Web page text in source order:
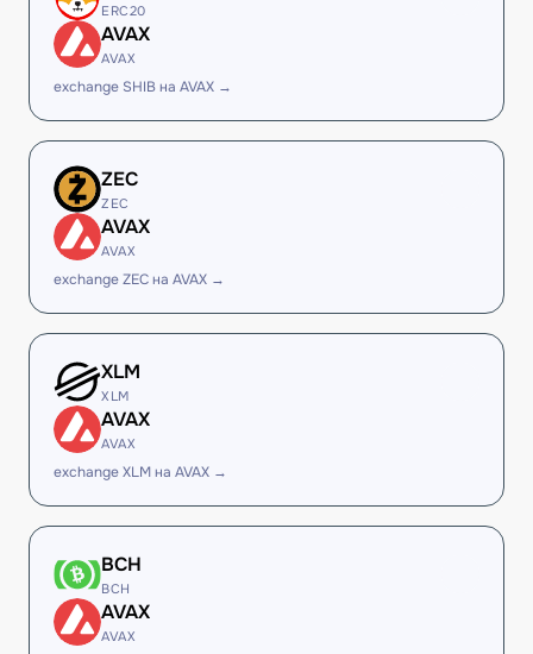
ERC20
AVAX
AVAX
exchange SHIB на AVAX →
ZEC
ZEC
AVAX
AVAX
exchange ZEC на AVAX →
XLM
XLM
AVAX
AVAX
exchange XLM на AVAX →
BCH
BCH
AVAX
AVAX